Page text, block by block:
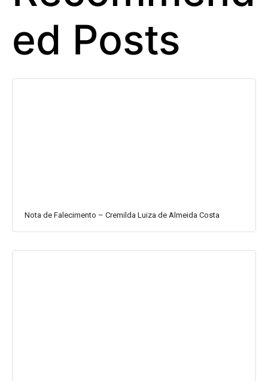
ed Posts
Nota de Falecimento – Cremilda Luiza de Almeida Costa